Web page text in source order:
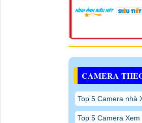
CAMERA
Top 5 Camera nhà
Top 5 Camera